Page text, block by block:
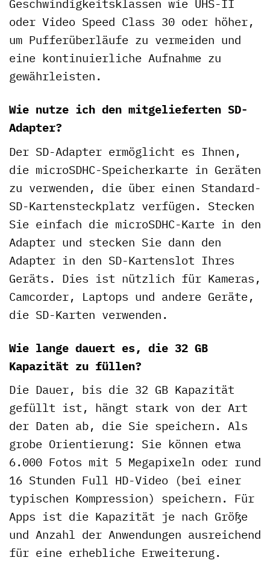
Geschwindigkeitsklassen wie UHS-II
oder Video Speed Class 30 oder höher,
um Pufferüberläufe zu vermeiden und
eine kontinuierliche Aufnahme zu
gewährleisten.
Wie nutze ich den mitgelieferten SD-
Adapter?
Der SD-Adapter ermöglicht es Ihnen,
die microSDHC-Speicherkarte in Geräten
zu verwenden, die über einen Standard-
SD-Kartensteckplatz verfügen. Stecken
Sie einfach die microSDHC-Karte in den
Adapter und stecken Sie dann den
Adapter in den SD-Kartenslot Ihres
Geräts. Dies ist nützlich für Kameras,
Camcorder, Laptops und andere Geräte,
die SD-Karten verwenden.
Wie lange dauert es, die 32 GB
Kapazität zu füllen?
Die Dauer, bis die 32 GB Kapazität
gefüllt ist, hängt stark von der Art
der Daten ab, die Sie speichern. Als
grobe Orientierung: Sie können etwa
6.000 Fotos mit 5 Megapixeln oder rund
16 Stunden Full HD-Video (bei einer
typischen Kompression) speichern. Für
Apps ist die Kapazität je nach Größe
und Anzahl der Anwendungen ausreichend
für eine erhebliche Erweiterung.